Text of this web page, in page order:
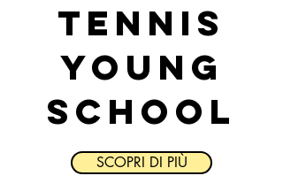
TENNIS
YOUNG
SCHOOL
SCOPRI DI PIÙ